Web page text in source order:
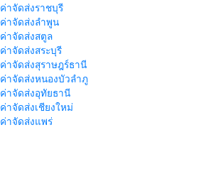
ค่าจัดส่งราชบุรี
ค่าจัดส่งลำพูน
ค่าจัดส่งสตูล
ค่าจัดส่งสระบุรี
ค่าจัดส่งสุราษฎร์ธานี
ค่าจัดส่งหนองบัวลำภู
ค่าจัดส่งอุทัยธานี
ค่าจัดส่งเชียงใหม่
ค่าจัดส่งแพร่